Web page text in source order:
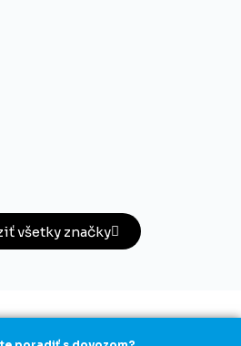
všetky značky